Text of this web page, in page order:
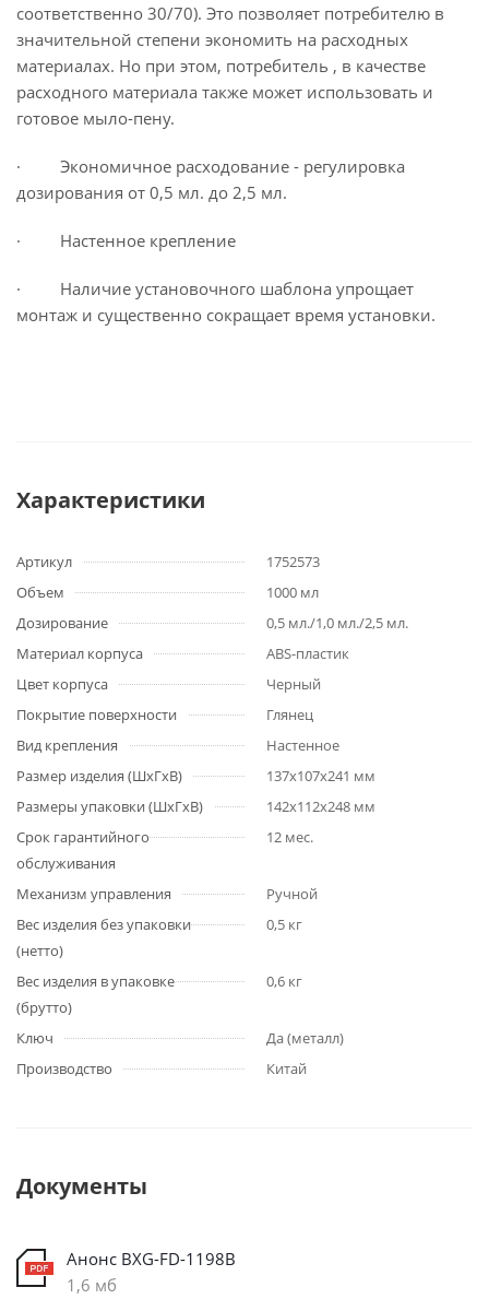
соответственно 30/70). Это позволяет потребителю в
значительной степени экономить на расходных
материалах. Но при этом, потребитель , в качестве
расходного материала также может использовать и
готовое мыло-пену.
· Экономичное расходование - регулировка
дозирования от 0,5 мл. до 2,5 мл.
· Настенное крепление
· Наличие установочного шаблона упрощает
монтаж и существенно сокращает время установки.
Характеристики
Артикул
1752573
Объем
1000 мл
Дозирование
0,5 мл./1,0 мл./2,5 мл.
Материал корпуса
ABS-пластик
Цвет корпуса
Черный
Покрытие поверхности
Глянец
Вид крепления
Настенное
Размер изделия (ШхГхВ)
137х107х241 мм
Размеры упаковки (ШхГхВ)
142х112х248 мм
Срок гарантийного
обслуживания
12 мес.
Механизм управления
Ручной
Вес изделия без упаковки
(нетто)
0,5 кг
Вес изделия в упаковке
(брутто)
0,6 кг
Ключ
Да (металл)
Производство
Китай
Документы
Анонс BXG-FD-1198В
1,6 мб